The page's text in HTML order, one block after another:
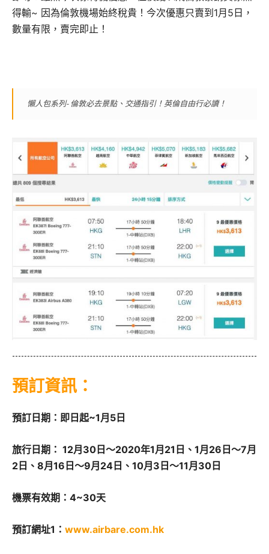
得輸~ 因為倫敦機場始終稅貴！今次優惠只賣到1月5日，
數量有限，賣完即止！
懶人包系列- 倫敦必去景點、交通指引！英倫自由行必讀！
預訂資訊：
預訂日期：即日起~1月5日
旅行日期： 12月30日～2020年1月21日、1月26日～7月
2日、8月16日～9月24日、10月3日～11月30日
機票有效期：4~30天
預訂網址1： www.airbare.com.hk